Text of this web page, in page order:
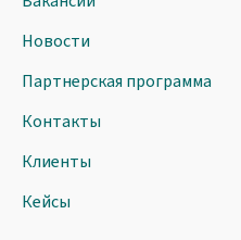
Новости
Партнерская программа
Контакты
Клиенты
Кейсы